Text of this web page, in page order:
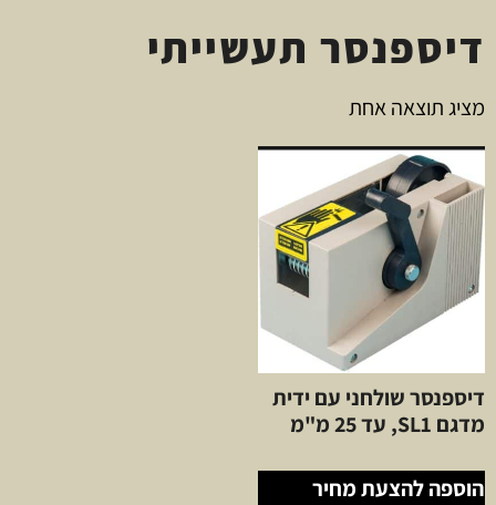
דיספנסר תעשייתי
מציג תוצאה אחת
דיספנסר שולחני עם ידית
מדגם SL1, עד 25 מ"מ
הוספה להצעת מחיר